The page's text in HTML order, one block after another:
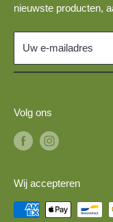
Links
nieuwste producten,
Uw e-mailadres
Militaire voertuigen
Volg ons
Wij accepteren